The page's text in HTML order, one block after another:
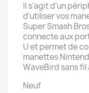
Il s'agit d'un
d'utiliser vos
Super Smash
connecte aux
U et permet de
manettes
WaveBird sans fil
Neuf